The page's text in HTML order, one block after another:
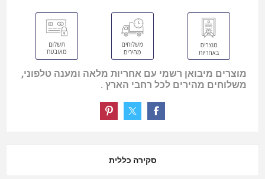
מוצרים מיבואן רשמי עם אחריות מלאה ומענה טלפוני,
משלוחים מהירים לכל רחבי הארץ .
סקירה כללית